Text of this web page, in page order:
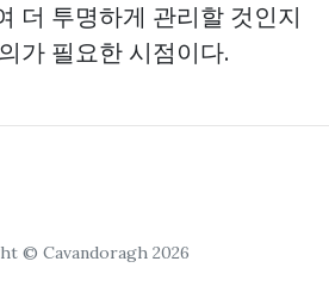
더 투명하게 관리할 것인지
가 필요한 시점이다.
© Cavandoragh 2026